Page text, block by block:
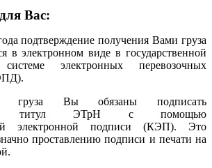
Вас:
подтверждение получения Вами груза
в электронном виде в государственной
электронных перевозочных
груза Вы обязаны подписать
титул ЭТрН с помощью
электронной подписи (КЭП). Это
проставлению подписи и печати на